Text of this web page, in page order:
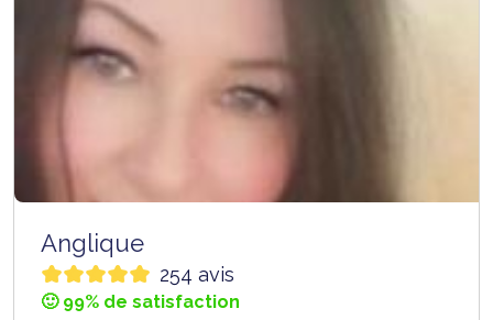
Anglique
254 avis
🙂 99% de satisfaction